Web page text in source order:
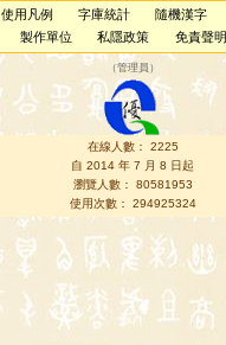
使用凡例 字庫統計 隨機漢字
製作單位 私隱政策 免責聲明
（管理員 ）
在線人數： 2225
自 2014 年 7 月 8 日起
瀏覽人數： 80581953
使用次數： 294925324